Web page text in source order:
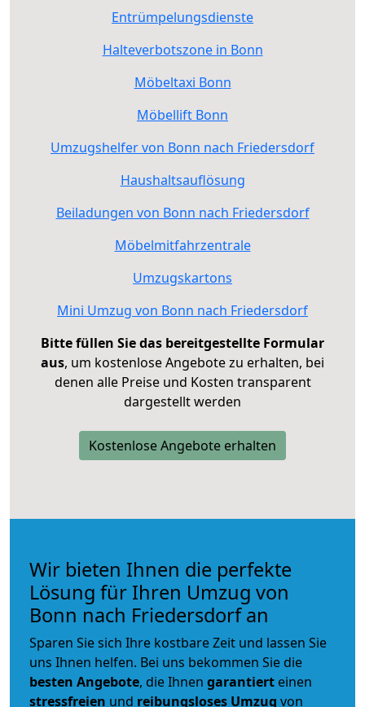
Entrümpelungsdienste
Halteverbotszone in Bonn
Möbeltaxi Bonn
Möbellift Bonn
Umzugshelfer von Bonn nach Friedersdorf
Haushaltsauflösung
Beiladungen von Bonn nach Friedersdorf
Möbelmitfahrzentrale
Umzugskartons
Mini Umzug von Bonn nach Friedersdorf
Bitte füllen Sie das bereitgestellte Formular
aus, um kostenlose Angebote zu erhalten, bei
denen alle Preise und Kosten transparent
dargestellt werden
Kostenlose Angebote erhalten
Wir bieten Ihnen die perfekte
Lösung für Ihren Umzug von
Bonn nach Friedersdorf an
Sparen Sie sich Ihre kostbare Zeit und lassen Sie
uns Ihnen helfen. Bei uns bekommen Sie die
besten Angebote, die Ihnen garantiert einen
stressfreien und reibungsloses Umzug von